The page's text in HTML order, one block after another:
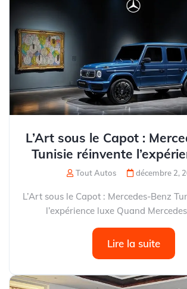
L’Art sous le Capot :
Tunisie réinvente
Tout Autos décembre 2,
L’Art sous le Capot : Mercedes-Benz
l’expérience luxe Quand
Lire la suite